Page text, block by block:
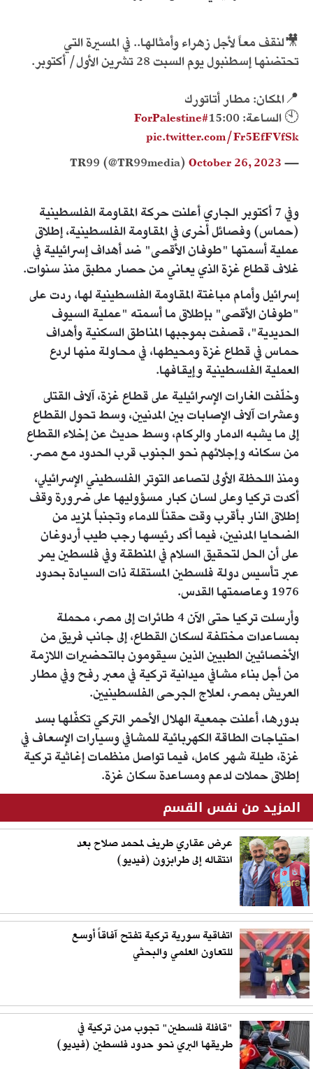
🎥لنقف معاً لأجل زهراء وأمثالها.. في المسيرة التي
تحتضنها إسطنبول يوم السبت 28 تشرين الأول/ أكتوبر.
📍المكان: مطار أتاتورك
🕙 الساعة: 15:00
#ForPalestine
pic.twitter.com/Fr5EfFVfSk
— TR99 (@TR99media)
October 26, 2023
وفي 7 أكتوبر الجاري أعلنت حركة المقاومة الفلسطينية
(حماس) وفصائل أخرى في المقاومة الفلسطينية، إطلاق
عملية أسمتها "طوفان الأقصى" ضد أهداف إسرائيلية في
غلاف قطاع غزة الذي يعاني من حصار مطبق منذ سنوات.
إسرائيل وأمام مباغتة المقاومة الفلسطينية لها، ردت على
"طوفان الأقصى" بإطلاق ما أسمته "عملية السيوف
الحديدية"، قصفت بموجبها المناطق السكنية وأهداف
حماس في قطاع غزة ومحيطها، في محاولة منها لردع
العملية الفلسطينية وإيقافها.
وخلّفت الغارات الإسرائيلية على قطاع غزة، آلاف القتلى
وعشرات آلاف الإصابات بين المدنيين، وسط تحول القطاع
إلى ما يشبه الدمار والركام، وسط حديث عن إخلاء القطاع
من سكانه وإجلائهم نحو الجنوب قرب الحدود مع مصر.
ومنذ اللحظة الأولى لتصاعد التوتر الفلسطيني الإسرائيلي،
أكدت تركيا وعلى لسان كبار مسؤوليها على ضرورة وقف
إطلاق النار بأقرب وقت حقناً للدماء وتجنباً لمزيد من
الضحايا المدنيين، فيما أكد رئيسها رجب طيب أردوغان
على أن الحل لتحقيق السلام في المنطقة وفي فلسطين يمر
عبر تأسيس دولة فلسطين المستقلة ذات السيادة بحدود
1976 وعاصمتها القدس.
وأرسلت تركيا حتى الآن 4 طائرات إلى مصر، محملة
بمساعدات مختلفة لسكان القطاع، إلى جانب فريق من
الأخصائيين الطبيين الذين سيقومون بالتحضيرات اللازمة
من أجل بناء مشافي ميدانية تركية في معبر رفح وفي مطار
العريش بمصر، لعلاج الجرحى الفلسطينيين.
بدورها، أعلنت جمعية الهلال الأحمر التركي تكفّلها بسد
احتياجات الطاقة الكهربائية للمشافي وسيارات الإسعاف في
غزة، طيلة شهر كامل، فيما تواصل منظمات إغاثية تركية
إطلاق حملات لدعم ومساعدة سكان غزة.
المزيد من نفس القسم
عرض عقاري طريف لمحمد صلاح بعد
انتقاله إلى طرابزون (فيديو)
اتفاقية سورية تركية تفتح آفاقاً أوسع
للتعاون العلمي والبحثي
"قافلة فلسطين" تجوب مدن تركية في
طريقها البري نحو حدود فلسطين (فيديو)